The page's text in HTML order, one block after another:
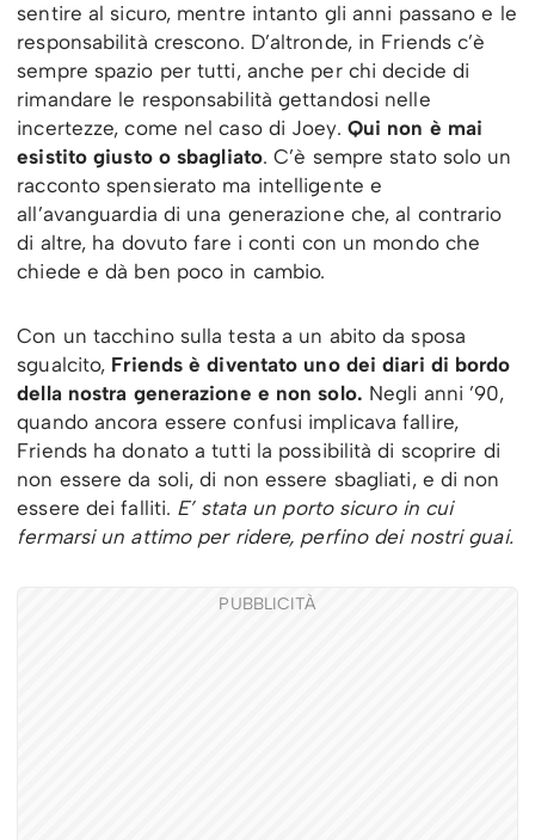
sentire al sicuro, mentre intanto gli anni passano e le
responsabilità crescono. D’altronde, in Friends c’è
sempre spazio per tutti, anche per chi decide di
rimandare le responsabilità gettandosi nelle
incertezze, come nel caso di Joey. Qui non è mai
esistito giusto o sbagliato. C’è sempre stato solo un
racconto spensierato ma intelligente e
all’avanguardia di una generazione che, al contrario
di altre, ha dovuto fare i conti con un mondo che
chiede e dà ben poco in cambio.
Con un tacchino sulla testa a un abito da sposa
sgualcito, Friends è diventato uno dei diari di bordo
della nostra generazione e non solo. Negli anni ’90,
quando ancora essere confusi implicava fallire,
Friends ha donato a tutti la possibilità di scoprire di
non essere da soli, di non essere sbagliati, e di non
essere dei falliti. E’ stata un porto sicuro in cui
fermarsi un attimo per ridere, perfino dei nostri guai.
PUBBLICITÀ